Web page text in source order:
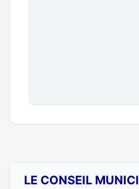
LE CONSEIL